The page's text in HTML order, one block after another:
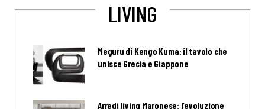
LIVING
Meguru di Kengo Kuma: il tavolo che
unisce Grecia e Giappone
Arredi living Maronese: l’evoluzione